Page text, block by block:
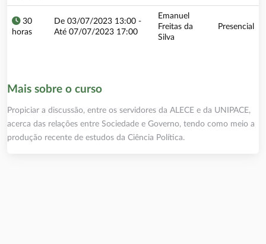
30
horas
De 03/07/2023 13:00 -
Até 07/07/2023 17:00
Emanuel
Freitas da
Silva
Presencial
Mais sobre o curso
Propiciar a discussão, entre os servidores da ALECE e da UNIPACE,
acerca das relações entre Sociedade e Governo, tendo como meio a
produção recente de estudos da Ciência Política.